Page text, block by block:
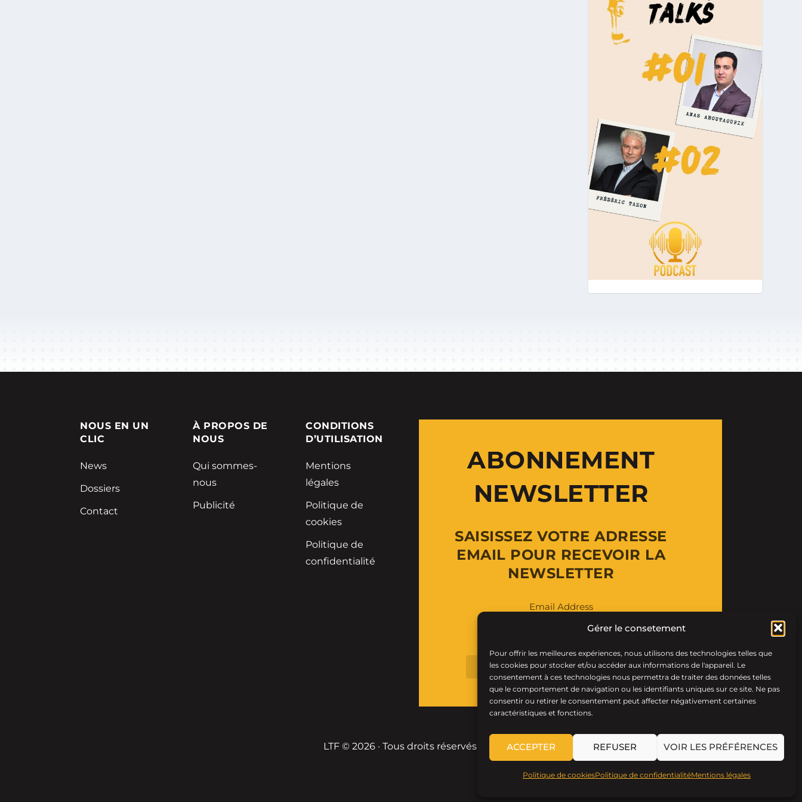
Gérer le consetement
Pour offrir les meilleures expériences, nous utilisons des technologies telles que
les cookies pour stocker et/ou accéder aux informations de l'appareil. Le
consentement à ces technologies nous permettra de traiter des données telles
que le comportement de navigation ou les identifiants uniques sur ce site. Ne pas
consentir ou retirer le consentement peut affecter négativement certaines
caractéristiques et fonctions.
ACCEPTER REFUSER VOIR LES PRÉFÉRENCES
Politique de cookiesPolitique de confidentialitéMentions légales
NOUS EN UN
CLIC
News
Dossiers
Contact
À PROPOS DE
NOUS
Qui sommes-
nous
Publicité
CONDITIONS
D’UTILISATION
Mentions
légales
Politique de
cookies
Politique de
confidentialité
ABONNEMENT
NEWSLETTER
SAISISSEZ VOTRE ADRESSE
EMAIL POUR RECEVOIR LA
NEWSLETTER
Email Address
LTF © 2026 · Tous droits réservés.